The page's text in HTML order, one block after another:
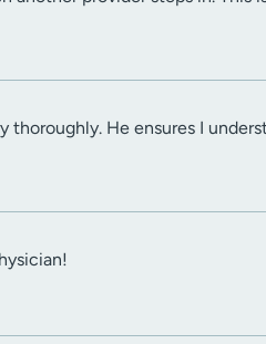
thoroughly. He ensures I